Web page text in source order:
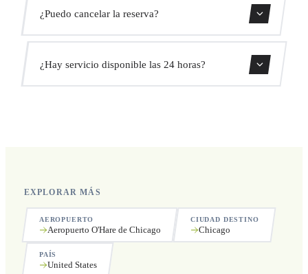
conductor ajustará automáticamente la hora de recogida
sin coste adicional.
¿Puedo cancelar la reserva?
recogida.
¿Hay servicio disponible las 24 horas?
EXPLORAR MÁS
AEROPUERTO
Aeropuerto O'Hare de Chicago
CIUDAD DESTINO
Chicago
PAÍS
United States